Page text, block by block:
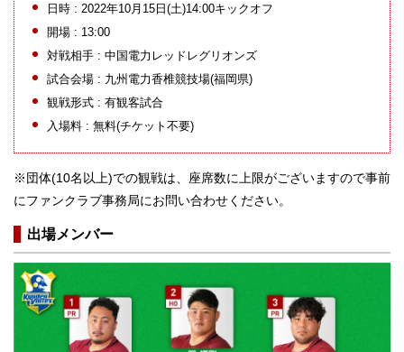
日時 : 2022年10月15日(土)14:00キックオフ
開場 : 13:00
対戦相手 : 中国電力レッドレグリオンズ
試合会場 : 九州電力香椎競技場(福岡県)
観戦形式 : 有観客試合
入場料 : 無料(チケット不要)
※団体(10名以上)での観戦は、座席数に上限がございますので事前
にファンクラブ事務局にお問い合わせください。
出場メンバー